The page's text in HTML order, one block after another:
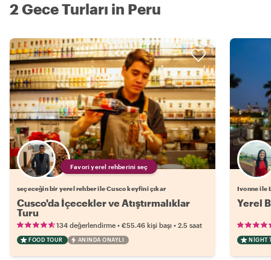
2 Gece Turları in Peru
Favori yerel rehberini seç
seçeceğin bir yerel rehber ile Cusco keyfini çıkar
Cusco'da İçecekler ve Atıştırmalıklar
Turu
134 değerlendirme • €55.46 kişi başı • 2.5 saat
FOOD TOUR ANINDA ONAYLI
Ivonne ile
Yerel
NIGHT